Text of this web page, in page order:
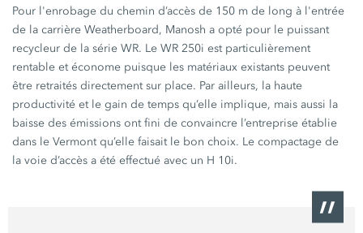
Pour l'enrobage du chemin d’accès de 150 m de long à l'entrée
de la carrière Weatherboard, Manosh a opté pour le puissant
recycleur de lasérie WR. LeWR 250i est particulièrement
rentable et économe puisque les matériaux existants peuvent
être retraités directement sur place. Par ailleurs, la haute
productivité et le gain de temps qu’elle implique, mais aussi la
baisse des émissions ont fini de convaincre l’entreprise établie
dans le Vermont qu’elle faisait le bon choix. Le compactage de
la voie d’accès a été effectué avec un H 10i.